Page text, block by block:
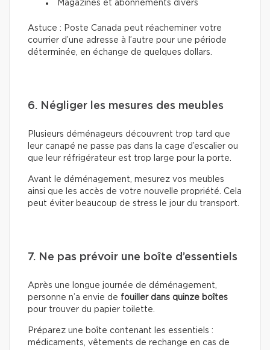
Magazines et abonnements divers
Astuce : Poste Canada peut réacheminer votre
courrier d’une adresse à l’autre pour une période
déterminée, en échange de quelques dollars.
6. Négliger les mesures des meubles
Plusieurs déménageurs découvrent trop tard que
leur canapé ne passe pas dans la cage d’escalier ou
que leur réfrigérateur est trop large pour la porte.
Avant le déménagement, mesurez vos meubles
ainsi que les accès de votre nouvelle propriété. Cela
peut éviter beaucoup de stress le jour du transport.
7. Ne pas prévoir une boîte d’essentiels
Après une longue journée de déménagement,
personne n’a envie de fouiller dans quinze boîtes
pour trouver du papier toilette.
Préparez une boîte contenant les essentiels :
médicaments, vêtements de rechange en cas de